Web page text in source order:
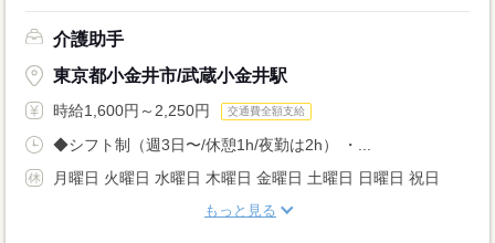
介護助手
東京都小金井市/武蔵小金井駅
時給1,600円～2,250円 交通費全額支給
◆シフト制（週3日〜/休憩1h/夜勤は2h） ・...
月曜日 火曜日 水曜日 木曜日 金曜日 土曜日 日曜日 祝日
もっと見る